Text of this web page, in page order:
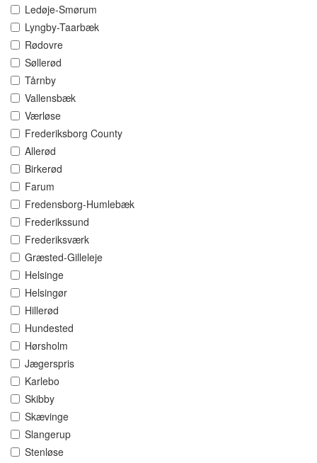
Ledøje-Smørum
Lyngby-Taarbæk
Rødovre
Søllerød
Tårnby
Vallensbæk
Værløse
Frederiksborg County
Allerød
Birkerød
Farum
Fredensborg-Humlebæk
Frederikssund
Frederiksværk
Græsted-Gilleleje
Helsinge
Helsingør
Hillerød
Hundested
Hørsholm
Jægerspris
Karlebo
Skibby
Skævinge
Slangerup
Stenløse